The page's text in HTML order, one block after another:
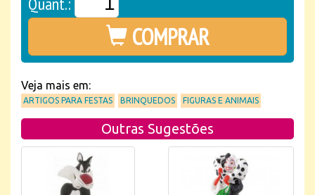
COMPRAR
Veja mais em:
ARTIGOS PARA FESTAS BRINQUEDOS FIGURAS E ANIMAIS
Outras Sugestões